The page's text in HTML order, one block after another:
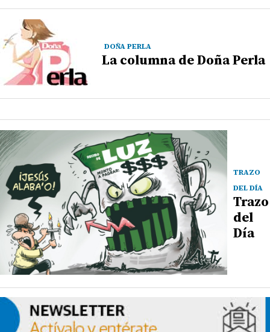
DOÑA PERLA
La columna de Doña Perla
TRAZO
DEL DÍA
Trazo
del
Día